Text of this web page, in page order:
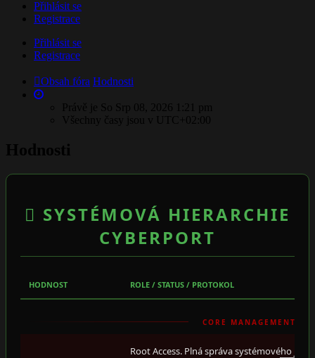
Přihlásit se
Registrace
Přihlásit se
Registrace
Obsah fóra Hodnosti
Právě je So Srp 08, 2026 1:21 pm
Všechny časy jsou v UTC+02:00
Hodnosti
SYSTÉMOVÁ HIERARCHIE
CYBERPORT
HODNOST ROLE / STATUS / PROTOKOL
CORE MANAGEMENT
Root Access. Plná správa systémového